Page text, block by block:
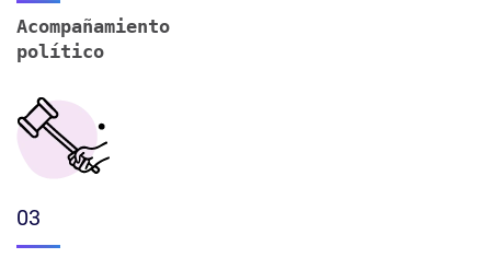
Acompañamiento
político
03